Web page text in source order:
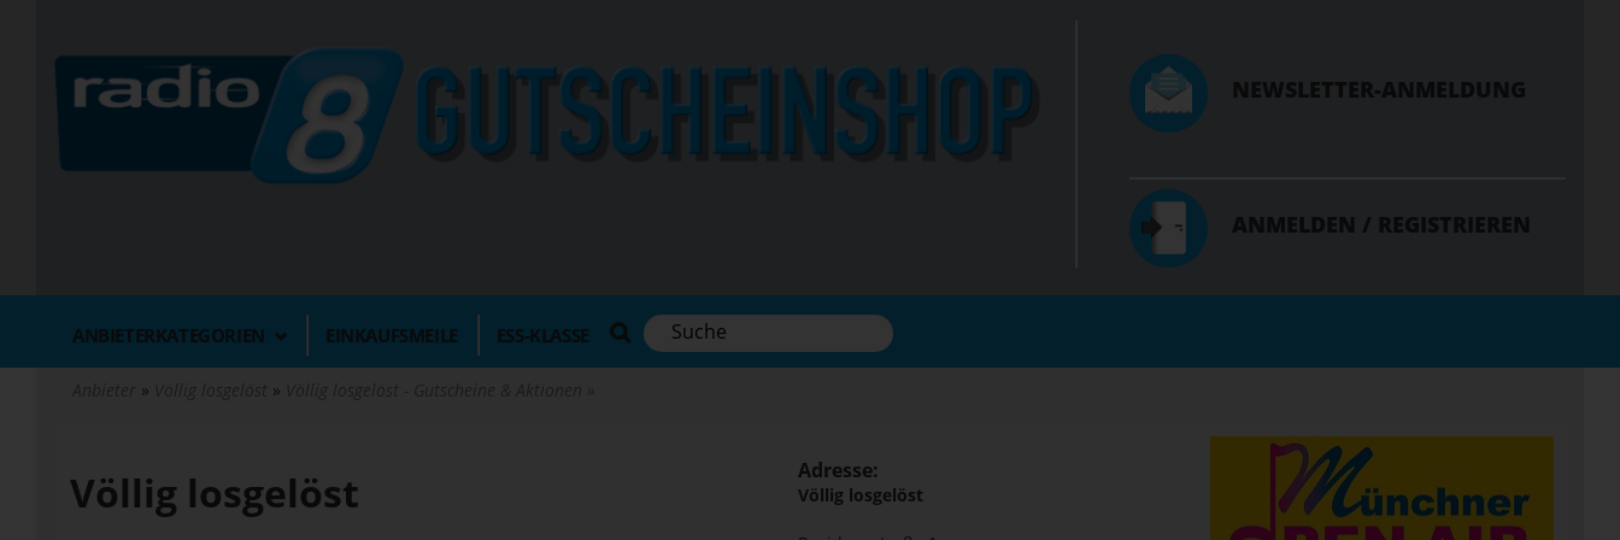
NEWSLETTER-ANMELDUNG
ANMELDEN / REGISTRIEREN
ANBIETERKATEGORIEN EINKAUFSMEILE ESS-KLASSE
Völlig losgelöst Adresse:
Völlig losgelöst